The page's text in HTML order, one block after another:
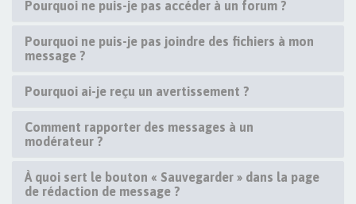
Pourquoi ne puis-je pas accéder à un forum ?
Pourquoi ne puis-je pas joindre des fichiers à mon
message ?
Pourquoi ai-je reçu un avertissement ?
Comment rapporter des messages à un
modérateur ?
À quoi sert le bouton « Sauvegarder » dans la page
de rédaction de message ?